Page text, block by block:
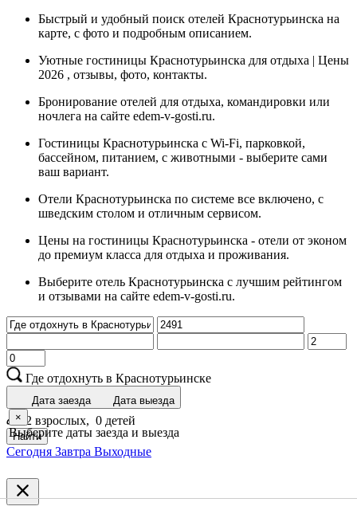
Быстрый и удобный поиск отелей Краснотурьинска на
карте, с фото и подробным описанием.
Уютные гостиницы Краснотурьинска для отдыха | Цены
2026 , отзывы, фото, контакты.
Бронирование отелей для отдыха, командировки или
ночлега на сайте edem-v-gosti.ru.
Гостиницы Краснотурьинска с Wi-Fi, парковкой,
бассейном, питанием, с животными - выберите сами
ваш вариант.
Отели Краснотурьинска по системе все включено, с
шведским столом и отличным сервисом.
Цены на гостиницы Краснотурьинска - отели от эконом
до премиум класса для отдыха и проживания.
Выберите отель Краснотурьинска с лучшим рейтингом
и отзывами на сайте edem-v-gosti.ru.
Где отдохнуть в Краснотурьинске
Дата заезда Дата выезда
2 взрослых, 0 детей
Найти
Сегодня Завтра Выходные
×
Выберите даты заезда и выезда